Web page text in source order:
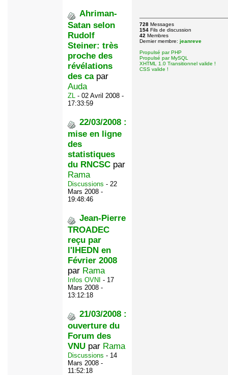
Ahriman-
Satan selon
Rudolf
Steiner: très
proche des
révélations
des capar
Auda
ZL - 02 Avril 2008 -
17:33:59
22/03/2008 :
mise en ligne
des
statistiques
du RNCSC par
Rama
Discussions - 22
Mars 2008 -
19:48:46
Jean-Pierre
TROADEC
reçu par
l'IHEDN en
Février 2008
par Rama
Infos OVNI - 17
Mars 2008 -
13:12:18
21/03/2008 :
ouverture du
Forum des
VNU par Rama
Discussions - 14
Mars 2008 -
11:52:18
728 Messages
154 Fils de discussion
42 Membres
Dernier membre: jeanreve
Propulsé par PHP
Propulsé par MySQL
XHTML 1.0 Transitionnel valide !
CSS valide !